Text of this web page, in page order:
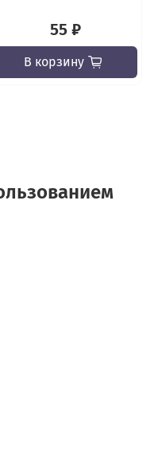
55 ₽
В корзину